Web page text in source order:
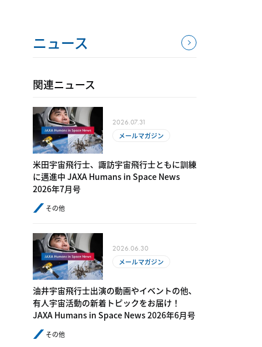
ニュース
関連ニュース
2026.07.31
メールマガジン
米田宇宙飛行士、諏訪宇宙飛行士ともに訓練
に邁進中 JAXA Humans in Space News
2026年7月号
その他
2026.06.30
メールマガジン
油井宇宙飛行士出演の動画やイベントの他、
有人宇宙活動の新着トピックをお届け！
JAXA Humans in Space News 2026年6月号
その他